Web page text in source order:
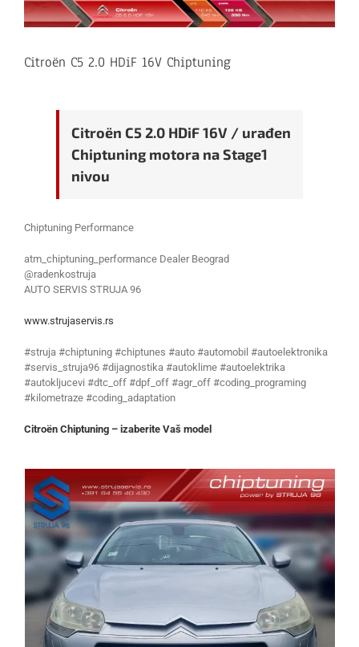
Citroën C5 2.0 HDiF 16V Chiptuning
Citroën C5 2.0 HDiF 16V / urađen
Chiptuning motora na Stage1
nivou
Chiptuning Performance
atm_chiptuning_performance Dealer Beograd
@radenkostruja
AUTO SERVIS STRUJA 96
www.strujaservis.rs
#struja #chiptuning #chiptunes #auto #automobil #autoelektronika
#servis_struja96 #dijagnostika #autoklime #autoelektrika
#autokljucevi #dtc_off #dpf_off #agr_off #coding_programing
#kilometraze #coding_adaptation
Citroën Chiptuning – izaberite Vaš model